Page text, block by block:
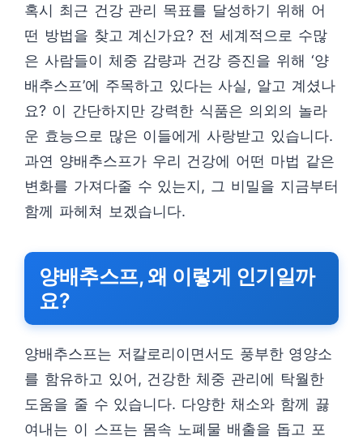
혹시 최근 건강 관리 목표를 달성하기 위해 어
떤 방법을 찾고 계신가요? 전 세계적으로 수많
은 사람들이 체중 감량과 건강 증진을 위해 ‘양
배추스프’에 주목하고 있다는 사실, 알고 계셨나
요? 이 간단하지만 강력한 식품은 의외의 놀라
운 효능으로 많은 이들에게 사랑받고 있습니다.
과연 양배추스프가 우리 건강에 어떤 마법 같은
변화를 가져다줄 수 있는지, 그 비밀을 지금부터
함께 파헤쳐 보겠습니다.
양배추스프, 왜 이렇게 인기일까
요?
양배추스프는 저칼로리이면서도 풍부한 영양소
를 함유하고 있어, 건강한 체중 관리에 탁월한
도움을 줄 수 있습니다. 다양한 채소와 함께 끓
여내는 이 스프는 몸속 노폐물 배출을 돕고 포